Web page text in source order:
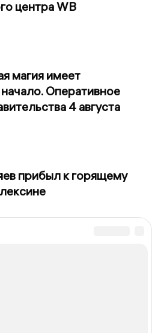
центра WB
магия имеет
Оперативное
4 августа
прибыл к горящему